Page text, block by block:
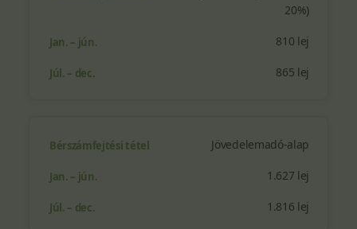
20%)
810 lej
865 lej
Jövedelemadó-alap
1.627 lej
1.816 lej